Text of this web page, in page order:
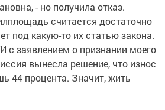
- но получила отказ.
считается достаточно
под какую-то их статью закона.
с заявлением о признании моего
вынесла решение, что износ
44 процента. Значит, жить